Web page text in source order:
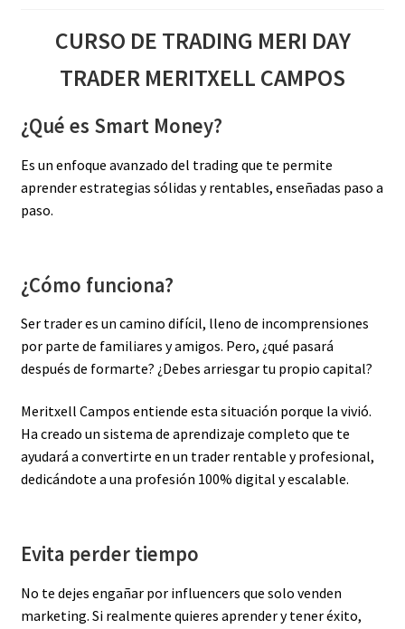
CURSO DE TRADING MERI DAY
TRADER MERITXELL CAMPOS
¿Qué es Smart Money?
Es un enfoque avanzado del trading que te permite
aprender estrategias sólidas y rentables, enseñadas paso a
paso.
¿Cómo funciona?
Ser trader es un camino difícil, lleno de incomprensiones
por parte de familiares y amigos. Pero, ¿qué pasará
después de formarte? ¿Debes arriesgar tu propio capital?
Meritxell Campos entiende esta situación porque la vivió.
Ha creado un sistema de aprendizaje completo que te
ayudará a convertirte en un trader rentable y profesional,
dedicándote a una profesión 100% digital y escalable.
Evita perder tiempo
No te dejes engañar por influencers que solo venden
marketing. Si realmente quieres aprender y tener éxito,